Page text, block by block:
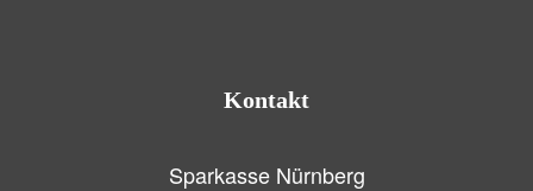
Kontakt
Sparkasse Nürnberg